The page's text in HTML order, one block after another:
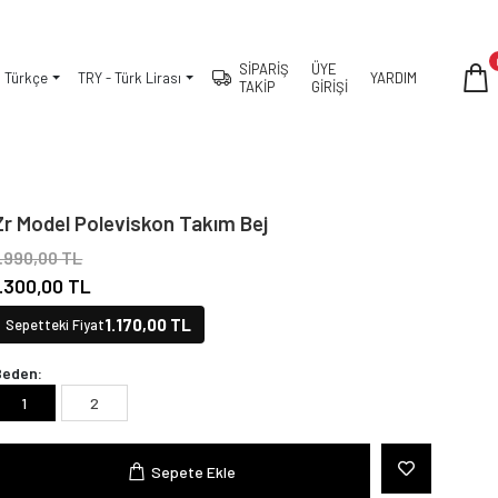
Türkçe TRY - Türk Lirası
SİPARİŞ
TAKİP
ÜYE
GİRİŞİ
YARDIM
Model Poleviskon Takım Bej
TL
TL
Sepetteki Fiyat1.170,00 TL
1
2
Sepete Ekle